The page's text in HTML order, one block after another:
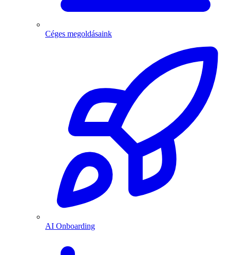
Céges megoldásaink
AI Onboarding